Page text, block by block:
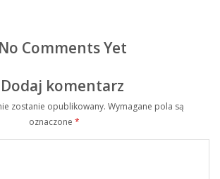
No Comments Yet
Dodaj komentarz
zostanie opublikowany. Wymagane pola są
oznaczone *